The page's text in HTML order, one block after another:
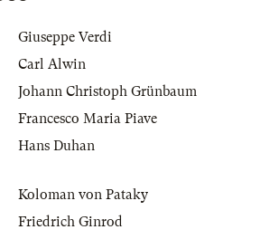
Giuseppe Verdi
Carl Alwin
Johann Christoph Grünbaum
Francesco Maria Piave
Hans Duhan
Koloman von Pataky
Friedrich Ginrod